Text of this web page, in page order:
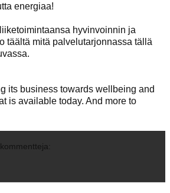
energiaa!
hyvinvoinnin ja
täältä mitä palvelutarjonnassa tällä
its business towards wellbeing and
is available today. And more to